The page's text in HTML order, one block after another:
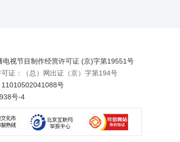
电视节目制作经营许可证 (京)字第19551号
：（总）网出证（京）字第194号
号
号-4